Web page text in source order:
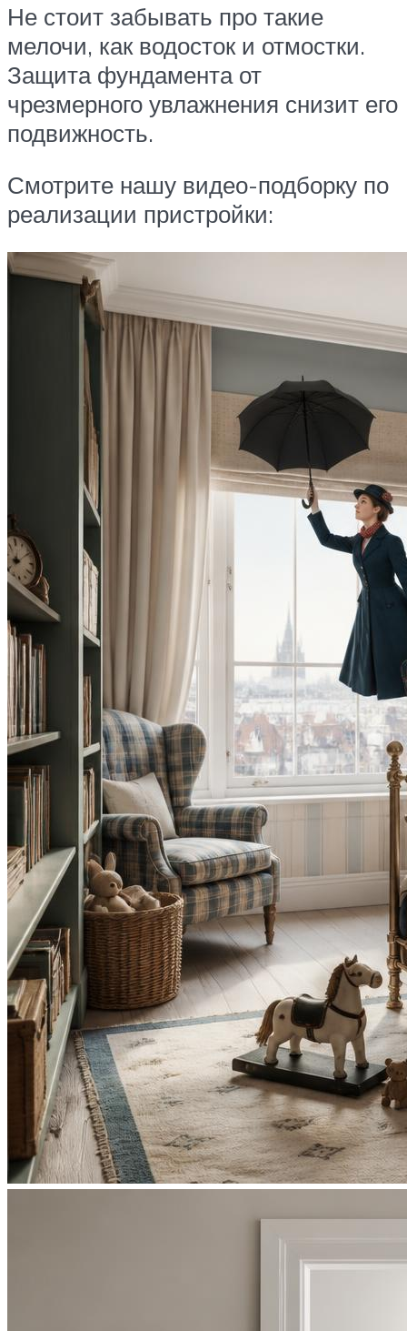
Не стоит забывать про такие
мелочи, как водосток и отмостки.
Защита фундамента от
чрезмерного увлажнения снизит его
подвижность.
Смотрите нашу видео-подборку по
реализации пристройки: